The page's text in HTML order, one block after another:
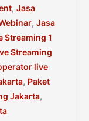
, Jasa
, Jasa
Streaming 1
Streaming
live
, Paket
Jakarta,